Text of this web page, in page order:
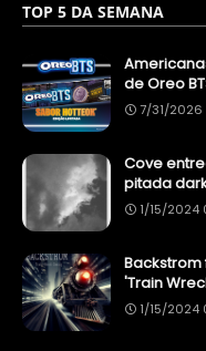
TOP 5 DA SEMANA
de Oreo
7/31/2026
Cove
pitada
1/15/2024
'Train
1/15/2024